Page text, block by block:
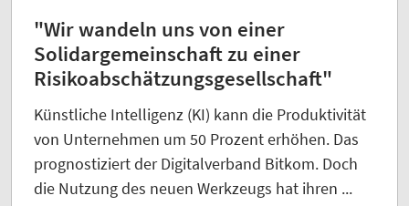
"Wir wandeln uns von einer
Solidargemeinschaft zu einer
Risikoabschätzungsgesellschaft"
Künstliche Intelligenz (KI) kann die Produktivität
von Unternehmen um 50 Prozent erhöhen. Das
prognostiziert der Digitalverband Bitkom. Doch
die Nutzung des neuen Werkzeugs hat ihren ...